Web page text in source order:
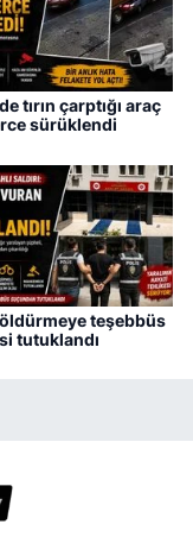
tırın çarptığı araç
sürüklendi
teşebbüs
tutuklandı